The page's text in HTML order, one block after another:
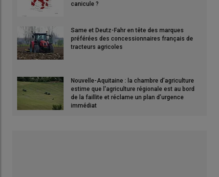
canicule ?
Same et Deutz-Fahr en tête des marques
préférées des concessionnaires français de
tracteurs agricoles
Nouvelle-Aquitaine : la chambre d’agriculture
estime que l'agriculture régionale est au bord
de la faillite et réclame un plan d’urgence
immédiat